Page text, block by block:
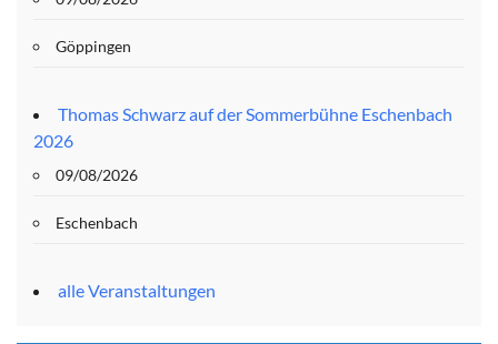
Göppingen
Thomas Schwarz auf der Sommerbühne Eschenbach
2026
09/08/2026
Eschenbach
alle Veranstaltungen